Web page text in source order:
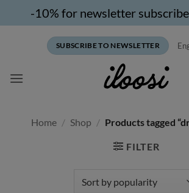
-10% for newsletter
SUBSCRIBE TO NEWSLETTER
Home / Shop / Products tagged
FILTER